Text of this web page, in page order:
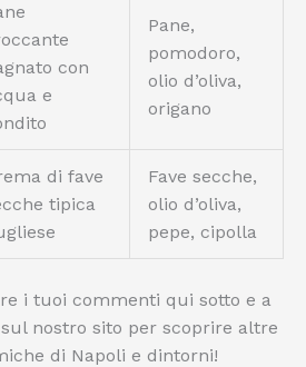
con
e
Pane,
pomodoro,
olio d’oliva,
origano
di fave
tipica
Fave secche,
olio d’oliva,
pepe, cipolla
i tuoi commenti qui sotto e a
nostro sito per scoprire altre
di Napoli e dintorni!